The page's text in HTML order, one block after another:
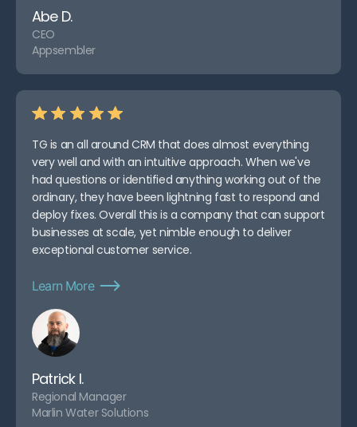
Abe D.
CEO
Appsembler
TG is an all around CRM that does almost everything
very well and with an intuitive approach. When we've
had questions or identified anything working out of the
ordinary, they have been lightning fast to respond and
deploy fixes. Overall this is a company that can support
businesses at scale, yet nimble enough to deliver
exceptional customer service.
Learn More
Patrick I.
Regional Manager
Marlin Water Solutions